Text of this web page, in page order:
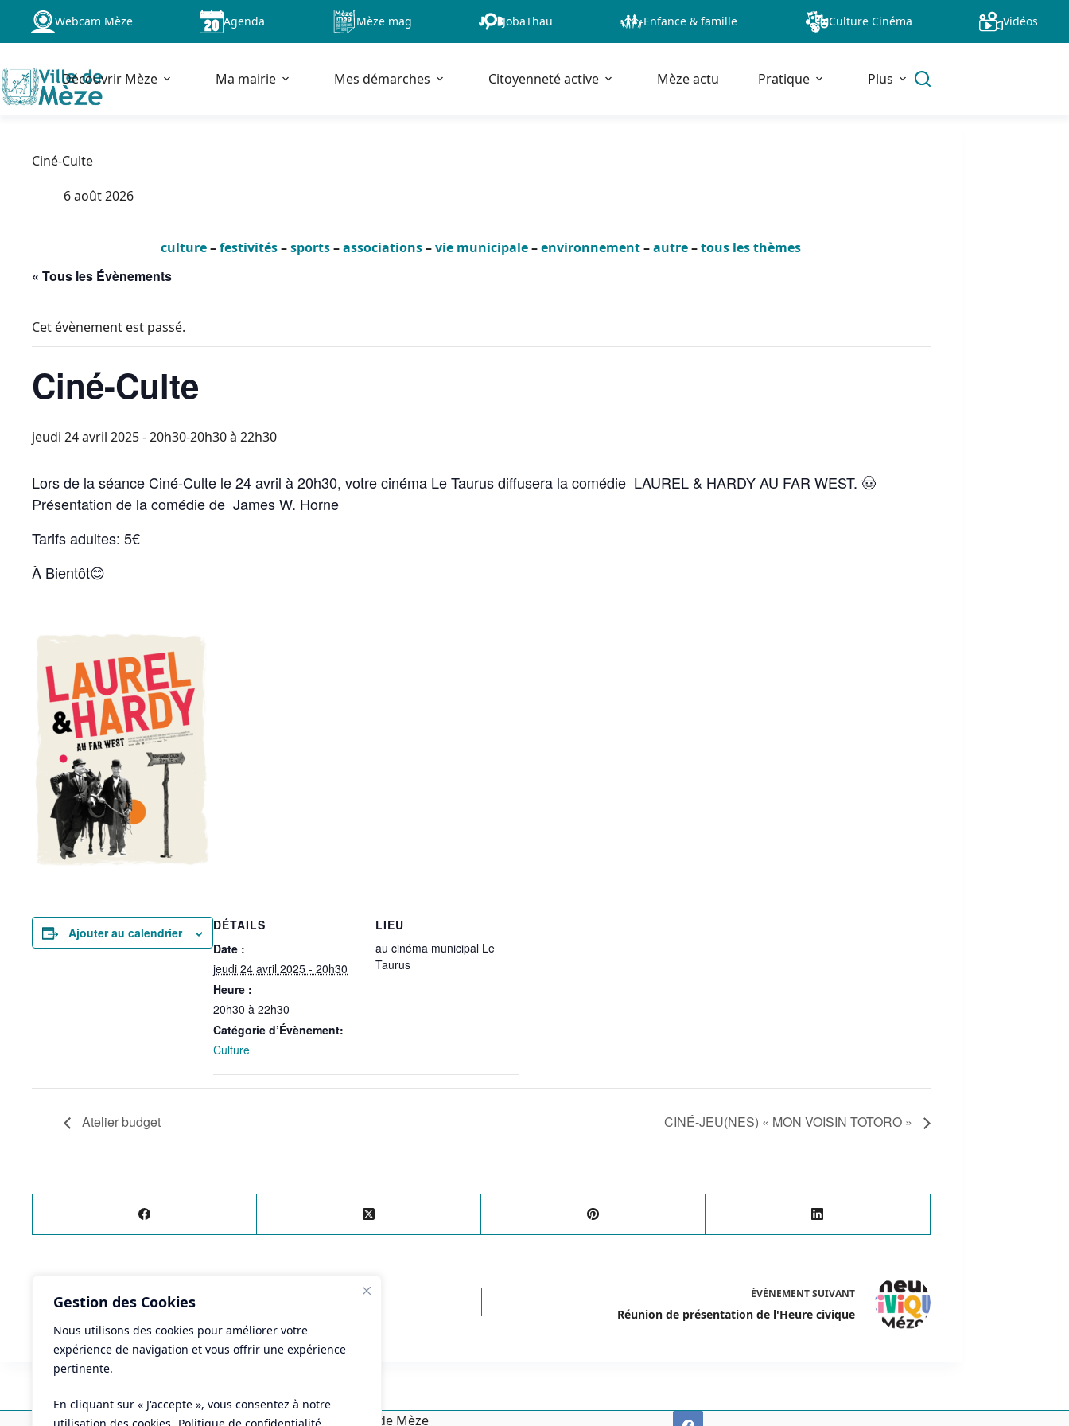
Gestion des Cookies
Nous utilisons des cookies pour améliorer votre
expérience de navigation et vous offrir une expérience
pertinente.
En cliquant sur « J'accepte », vous consentez à notre
Passer
contenu
Webcam Mèze Agenda Mèze mag JobaThau Enfance & famille Culture Cinéma Vidéos
Découvrir Mèze Ma mairie Mes démarches Citoyenneté active Mèze actu Pratique Plus
Ciné-Culte
6 août 2026
culture–festivités–sports–associations–vie municipale–environnement–autre–tous les thèmes
« Tous les Évènements
Cet évènement est passé.
Ciné-Culte
jeudi 24 avril 2025 - 20h30-20h30à 22h30
Lors de la séance Ciné-Culte le 24 avril à 20h30, votre cinéma Le Taurus diffusera la comédie LAUREL & HARDY AU FAR WEST. 🤠
Présentation de la comédie de James W. Horne
Tarifs adultes: 5€
À Bientôt😊
Ajouter au calendrier
DÉTAILS
Date :
jeudi 24 avril 2025 - 20h30
Heure :
20h30 à 22h30
Catégorie d’Évènement:
Culture
LIEU
au cinéma municipal Le
Taurus
Atelier budget CINÉ-JEU(NES) « MON VOISIN TOTORO »
ÉVÈNEMENT PRÉCÉDENT ÉVÈNEMENTSUIVANT
Réunion de présentation de l'Heure civique
Mairie de Mèze